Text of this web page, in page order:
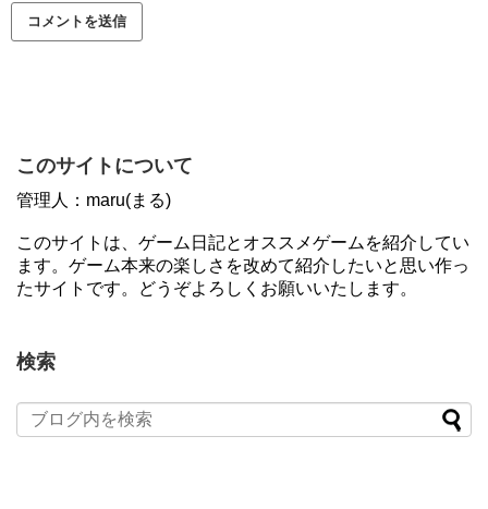
このサイトについて
管理人：maru(まる)
このサイトは、ゲーム日記とオススメゲームを紹介してい
ます。ゲーム本来の楽しさを改めて紹介したいと思い作っ
たサイトです。どうぞよろしくお願いいたします。
検索